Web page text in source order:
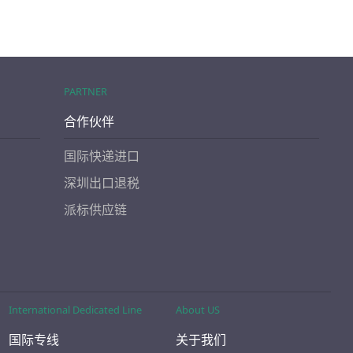
PARTNER
合作伙伴
国际快递进口
深圳出口退税
派标供应链
International Dedicated Line
国际专线
About US
关于我们